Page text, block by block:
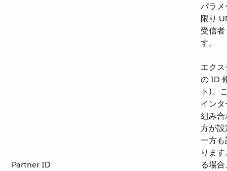
パラ
限り
受信
す。
Partner ID
エク
の ID
ト)。
イン
組み
方が
一方
りま
る場